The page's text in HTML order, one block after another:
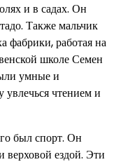
и в садах. Он
Также мальчик
фабрики, работая на
школе Семен
умные и
увлечься чтением и
был спорт. Он
верховой ездой. Эти